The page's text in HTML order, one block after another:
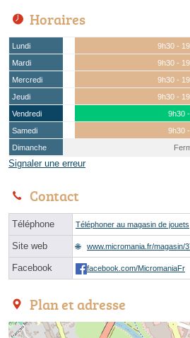
Horaires
Lundi
9h30 -
Mardi
9h30 -
Mercredi
9h30 -
Jeudi
9h30 -
Vendredi
9h30
Samedi
9h30
Dimanche
Signaler une erreur
Contact
Téléphone Téléphoner au magasin de jouets
Site web www.micromania.fr/magasin/
Facebook facebook.com/MicromaniaFr
Plan et adresse